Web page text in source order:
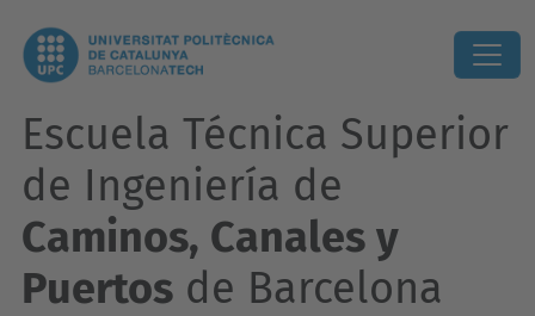
Escuela Técnica Superior
de Ingeniería de
Caminos, Canales y
Puertos de Barcelona